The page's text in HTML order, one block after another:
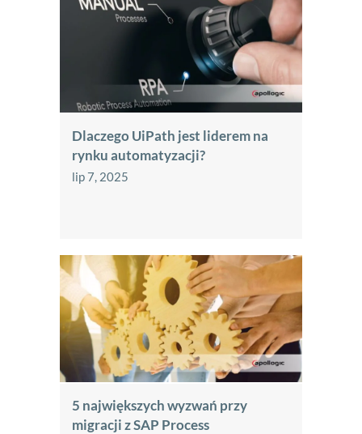
Dlaczego UiPath jest liderem na
rynku automatyzacji?
lip 7, 2025
5 największych wyzwań przy
migracji z SAP Process